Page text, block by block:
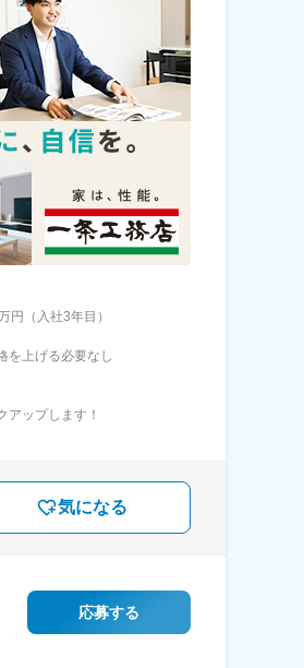
（入社3年目）
を上げる必要なし
アップします！
気になる
応募する